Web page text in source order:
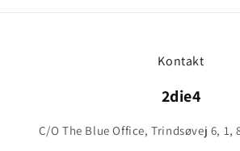
Kontakt
2die4
C/O The Blue Office, Trindsøvej 6, 1,